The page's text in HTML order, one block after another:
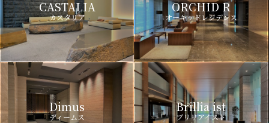
CASTALIA
カスタリア
ORCHID R
オーキッドレジデンス
Dimus
ディームス
Brillia ist
ブリリアイスト